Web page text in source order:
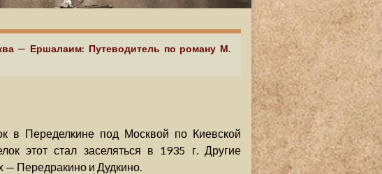
— Ершалаим: Путеводитель по роману М.
в Переделкине под Москвой по Киевской
этот стал заселяться в 1935 г. Другие
— Передракино и Дудкино.